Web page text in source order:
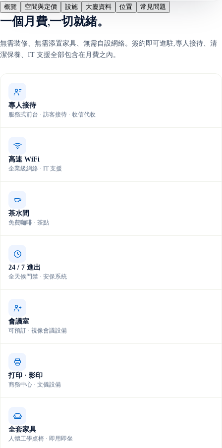
概覽 空間與定價 設施 大廈資料 位置 常見問題
一個月費,一切就緒。
無需裝修、無需添置家具、無需自設網絡。簽約即可進駐,專人接待、清
潔保養、IT 支援全部包含在月費之內。
專人接待
服務式前台 · 訪客接待 · 收信代收
高速 WiFi
企業級網絡 · IT 支援
茶水間
免費咖啡 · 茶點
24 / 7 進出
全天候門禁 · 安保系統
會議室
可預訂 · 視像會議設備
打印 · 影印
商務中心 · 文儀設備
全套家具
人體工學桌椅 · 即用即坐